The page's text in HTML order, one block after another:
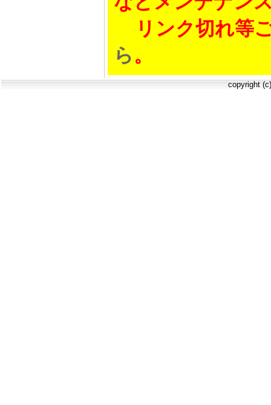
リンク切れ等
ら。
copyright